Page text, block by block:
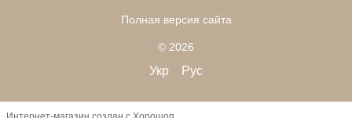
Полная версия сайта
© 2026
Укр Рус